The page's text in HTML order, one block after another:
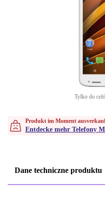
Tylko do
Produkt im Moment
Entdecke mehr Telefony
Dane techniczne produktu